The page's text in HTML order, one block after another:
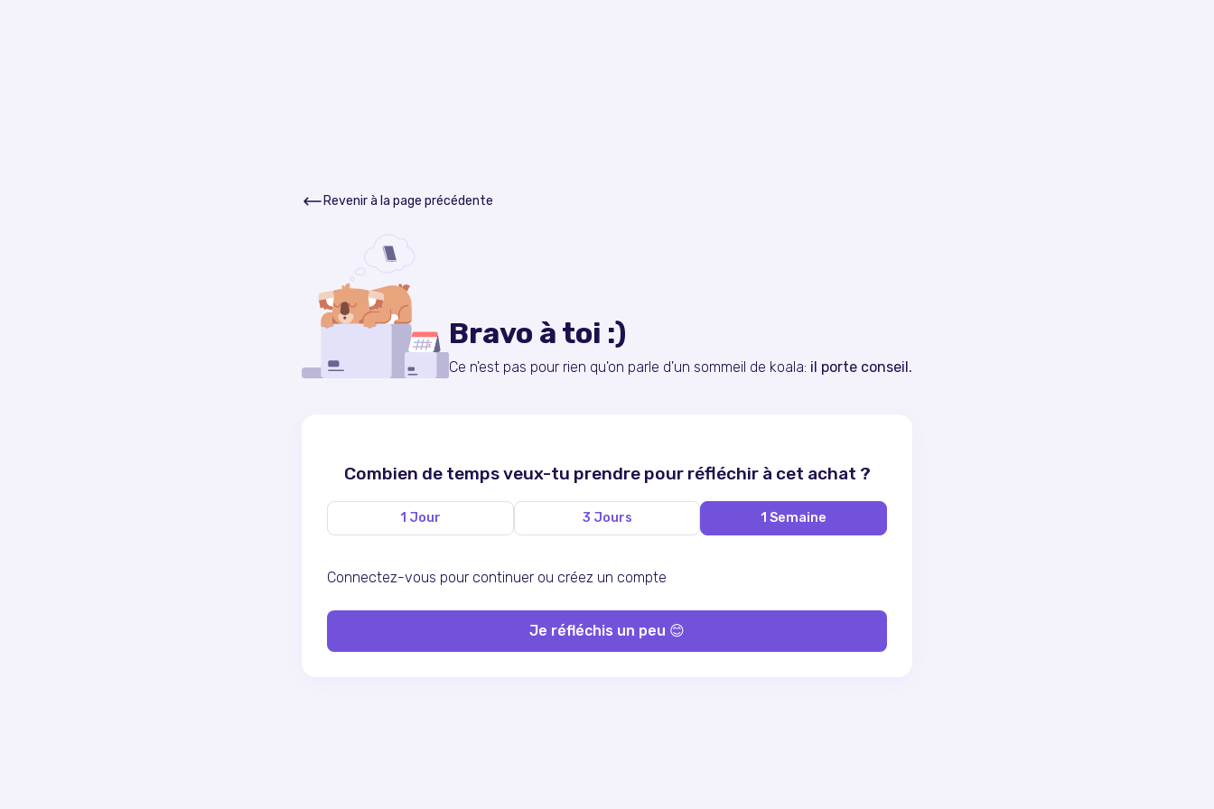
Revenir à la page précédente
Bravo à toi :)
Ce n'est pas pour rien qu'on parle d'un sommeil de koala: il porte conseil.
Combien de temps veux-tu prendre pour réfléchir à cet achat ?
1 Jour 3 Jours 1 Semaine
Connectez-vous pour continuer ou créez un compte
Je réfléchis un peu 😊